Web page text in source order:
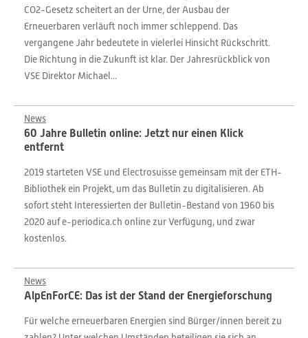
CO2-Gesetz scheitert an der Urne, der Ausbau der
Erneuerbaren verläuft noch immer schleppend. Das
vergangene Jahr bedeutete in vielerlei Hinsicht Rückschritt.
Die Richtung in die Zukunft ist klar. Der Jahresrückblick von
VSE Direktor Michael...
News
60 Jahre Bulletin online: Jetzt nur einen Klick
entfernt
2019 starteten VSE und Electrosuisse gemeinsam mit der ETH-
Bibliothek ein Projekt, um das Bulletin zu digitalisieren. Ab
sofort steht Interessierten der Bulletin-Bestand von 1960 bis
2020 auf e-periodica.ch online zur Verfügung, und zwar
kostenlos.
News
AlpEnForCE: Das ist der Stand der Energieforschung
Für welche erneuerbaren Energien sind Bürger/innen bereit zu